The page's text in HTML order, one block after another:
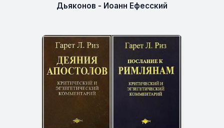
Дьяконов - Иоанн Ефесский